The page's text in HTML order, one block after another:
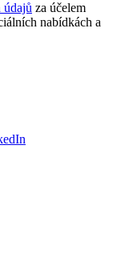
údajů za účelem
nabídkách a